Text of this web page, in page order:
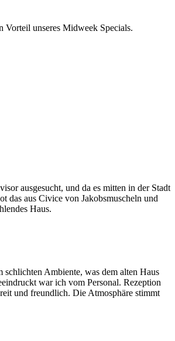
Vorteil unseres Midweek Specials.
ausgesucht, und da es mitten in der Stadt
das aus Civice von Jakobsmuscheln und
Haus.
Ambiente, was dem alten Haus
war ich vom Personal. Rezeption
und freundlich. Die Atmosphäre stimmt